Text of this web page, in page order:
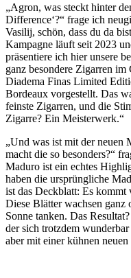
„Agron, was steckt hinter
Difference‘?“ frage ich
Vasilij, schön, dass du da
Kampagne läuft seit 2023
präsentiere ich hier unsere
ganz besondere Zigarren
Diadema Finas Limited
Bordeaux vorgestellt. Das
feinste Zigarren, und die
Zigarre? Ein Meisterwerk.“
„Und was ist mit der neuen
macht die so besonders?“
Maduro ist ein echtes
haben die ursprüngliche
ist das Deckblatt: Es kommt
Diese Blätter wachsen ganz
Sonne tanken. Das
der sich trotzdem
aber mit einer kühnen